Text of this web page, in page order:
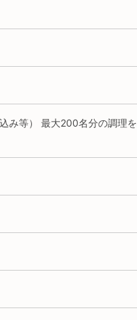
み等） 最大200名分の調理